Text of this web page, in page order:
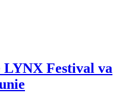
LYNX Festival va